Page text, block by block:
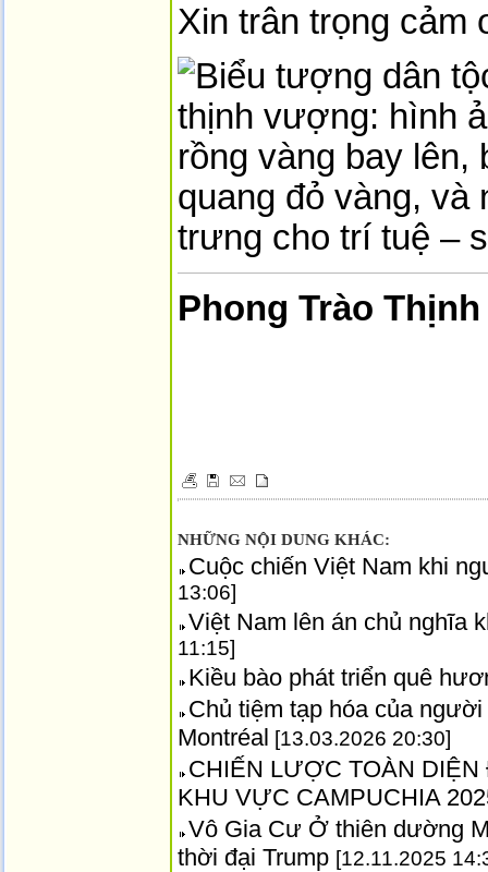
Xin trân trọng cảm
Phong Trào
NHỮNG NỘI DUNG KHÁC:
Cuộc chiến Việt Nam khi
13:06]
Việt Nam lên án chủ nghĩa
11:15]
Kiều bào phát triển quê
Chủ tiệm tạp hóa của
Montréal [13.03.2026 20:30]
CHIẾN LƯỢC TOÀN
KHU VỰC CAMPUCHIA
Vô Gia Cư Ở thiên dường
thời đại Trump [12.11.2025